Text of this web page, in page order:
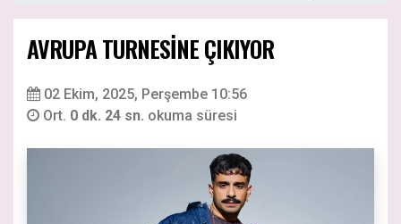
AVRUPA TURNESİNE ÇIKIYOR
02 Ekim, 2025, Perşembe 10:56
Ort. 0 dk. 24 sn. okuma süresi